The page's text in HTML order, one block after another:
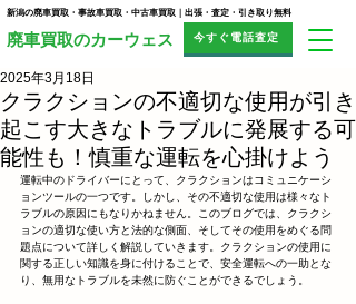
今すぐ電話査定
​廃車買取のカーウェス
新潟の廃車買取・事故車買取・中古車買取｜出張・査定・引き取り無料
クラクションの不適切な使用が引き
起こす大きなトラブルに発展する可
能性も！慎重な運転を心掛けよう
2025年3月18日
運転中のドライバーにとって、クラクションはコミュニケーシ
ョンツールの一つです。しかし、その不適切な使用は様々なト
ラブルの原因にもなりかねません。このブログでは、クラクシ
ョンの適切な使い方と法的な側面、そしてその使用をめぐる問
題点について詳しく解説していきます。クラクションの使用に
関する正しい知識を身に付けることで、安全運転への一助とな
り、無用なトラブルを未然に防ぐことができるでしょう。